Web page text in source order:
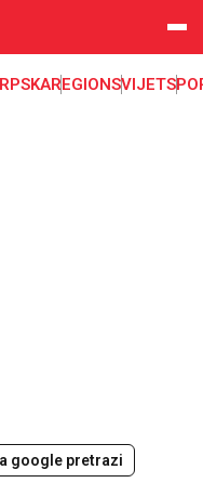
REGIONSVIJET
google pretrazi